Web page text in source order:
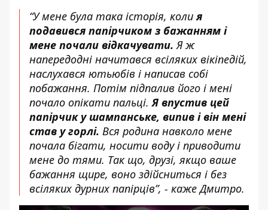
“У мене була така історія, колия
подавився папірчиком з бажанням і
мене почали відкачувати. Я ж
напередодні начитався всіляких вікіпедій,
наслухався ютьюбів і написав собі
побажання. Потім підпалив його і мені
почало опікати пальці. Я впустив цей
папірчик у шампанське, випив і він мені
став у горлі. Вся родина навколо мене
почала бігати, носити воду і приводити
мене до тями. Так що, друзі, якщо ваше
бажання щире, воно здійсниться і без
всіляких дурних папірців”, - каже Дмитро.